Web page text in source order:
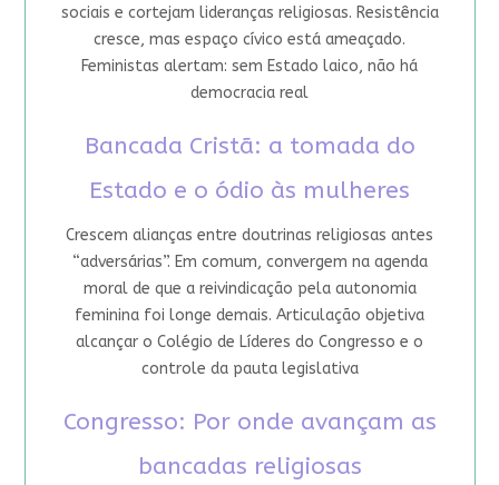
sociais e cortejam lideranças religiosas. Resistência
cresce, mas espaço cívico está ameaçado.
Feministas alertam: sem Estado laico, não há
democracia real
Bancada Cristã: a tomada do
Estado e o ódio às mulheres
Crescem alianças entre doutrinas religiosas antes
“adversárias”. Em comum, convergem na agenda
moral de que a reivindicação pela autonomia
feminina foi longe demais. Articulação objetiva
alcançar o Colégio de Líderes do Congresso e o
controle da pauta legislativa
Congresso: Por onde avançam as
bancadas religiosas